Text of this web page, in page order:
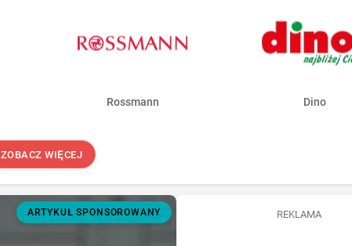
Rossmann Dino
ZOBACZ WIĘCEJ
ARTYKUŁ SPONSOROWANY REKLAMA